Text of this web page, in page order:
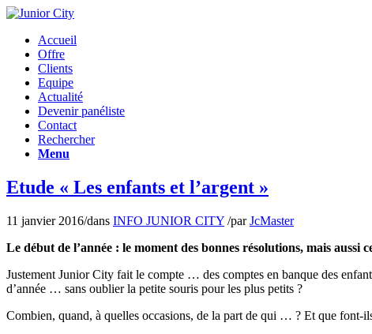
Accueil
Offre
Clients
Equipe
Actualité
Devenir panéliste
Contact
Rechercher
Menu
Etude « Les enfants et l’argent »
11 janvier 2016/dans INFO JUNIOR CITY /parJcMaster
Le début de l’année : le moment des bonnes résolutions, mais aussi
Justement Junior City fait le compte … des comptes en banque des
d’année … sans oublier la petite souris pour les plus petits ?
Combien, quand, à quelles occasions, de la part de qui … ? Et que font-